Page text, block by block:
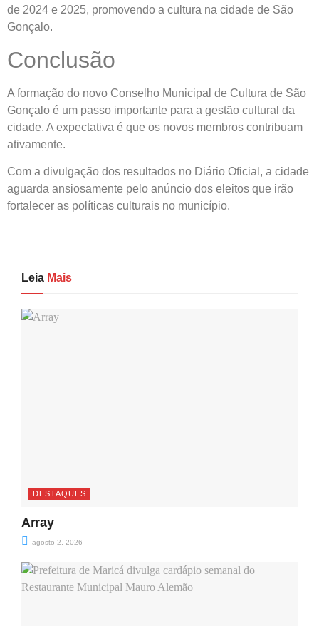
de 2024 e 2025, promovendo a cultura na cidade de São
Gonçalo.
Conclusão
A formação do novo Conselho Municipal de Cultura de São
Gonçalo é um passo importante para a gestão cultural da
cidade. A expectativa é que os novos membros contribuam
ativamente.
Com a divulgação dos resultados no Diário Oficial, a cidade
aguarda ansiosamente pelo anúncio dos eleitos que irão
fortalecer as políticas culturais no município.
Leia Mais
DESTAQUES
Array
agosto 2, 2026